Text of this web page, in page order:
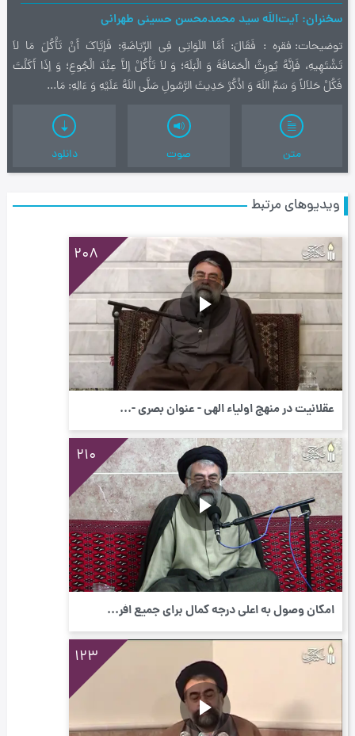
سخنران آیت‌اللَه سید محمدمحسن حسینی طهرانی
توضیحات فقره : فَقَالَ: أَمَّا اللَوَاتِي‌ فِي‌ الرِّيَاضَةِ: فَإيَّاكَ أَنْ تَأْكُلَ مَا لاَ
تَشْتَهِيهِ، فَإنَّهُ يُورِثُ الْحَمَاقَةَ وَ الْبَلَهَ؛ وَ لاَ تَأْكُلْ إلاَّ عِنْدَ الْجُوعِ؛ وَ إذَا أَكَلْتَ
فَكُلْ حَلاَلاً وَ سَمِّ اللَهَ وَ اذْكُرْ حَدِيثَ الرَّسُولِ صَلَّي‌ اللَهُ عَلَيْهِ وَ ءَالِهِ: مَا...
متن صوت دانلود
ویدیوهای مرتبط
208
عقلانیت در منهج اولیاء الهی - عنوان بصری -...
210
امکان وصول به اعلی درجه کمال برای جمیع افر...
123